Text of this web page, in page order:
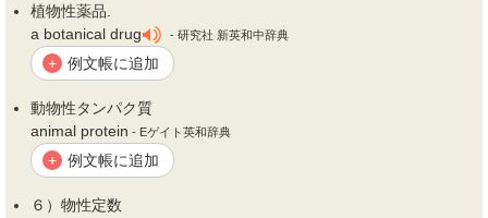
植物性薬品.
a botanical drug
- 研究社 新英和中辞典
+ 例文帳に追加
動物性タンパク質
animal protein - Eゲイト英和辞典
+ 例文帳に追加
６） 物性定数